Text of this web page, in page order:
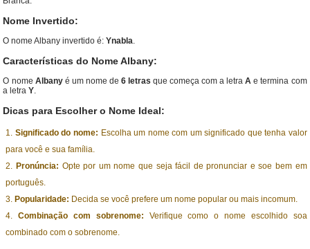
Nome Invertido:
O nome Albany invertido é:Ynabla.
Características do Nome Albany:
O nome Albanyé um nome de 6 letras que começa com a letraA e termina com
a letraY.
Dicas para Escolher o Nome Ideal:
Significado do nome: Escolha um nome com um significado que tenha valor
para você e sua família.
Pronúncia: Opte por um nome que seja fácil de pronunciar e soe bem em
português.
Popularidade: Decida se você prefere um nome popular ou mais incomum.
Combinação com sobrenome: Verifique como o nome escolhido soa
combinado com o sobrenome.